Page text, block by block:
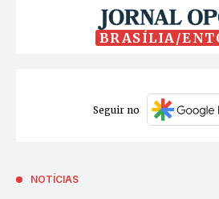
BRASÍLIA/
Seguir no
NOTÍCIAS